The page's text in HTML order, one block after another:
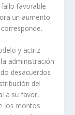
fallo favorable
un aumento
y actriz
administración
desacuerdos
del
a su favor,
los montos